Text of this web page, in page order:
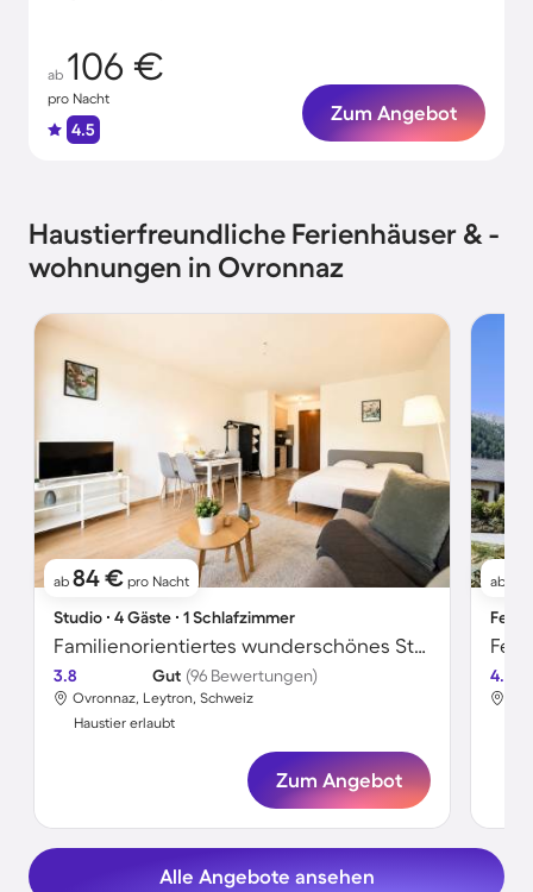
ab 106 €
pro Nacht
4.5
Zum Angebot
Haustierfreundliche Ferienhäuser & -
wohnungen in Ovronnaz
ab 84 € pro Nacht
Studio ∙ 4 Gäste ∙ 1 Schlafzimmer
Familienorientiertes wunderschönes Studio | Perfekt für die Arbeit von Zuhause | Haustiere sind willkommen
3.8 Gut (96 Bewertungen)
Ovronnaz, Leytron, Schweiz
Haustier erlaubt
Zum Angebot
ab
4.7
Alle Angebote ansehen